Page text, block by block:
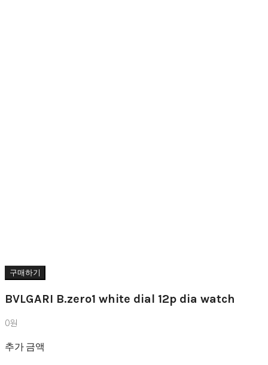
구매하기
BVLGARI B.zero1 white dial 12p dia watch
0원
추가 금액